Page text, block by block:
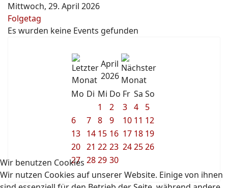
Mittwoch, 29. April 2026
Folgetag
Es wurden keine Events gefunden
April
2026
Mo Di Mi Do Fr Sa So
1
2 3 4
5
6
7 8 9 10 11 12
13 14 15 16 17 18 19
20 21 22 23 242526
27 2829 30
Wir benutzen Cookies
Wir nutzen Cookies auf unserer Website. Einige von ihnen